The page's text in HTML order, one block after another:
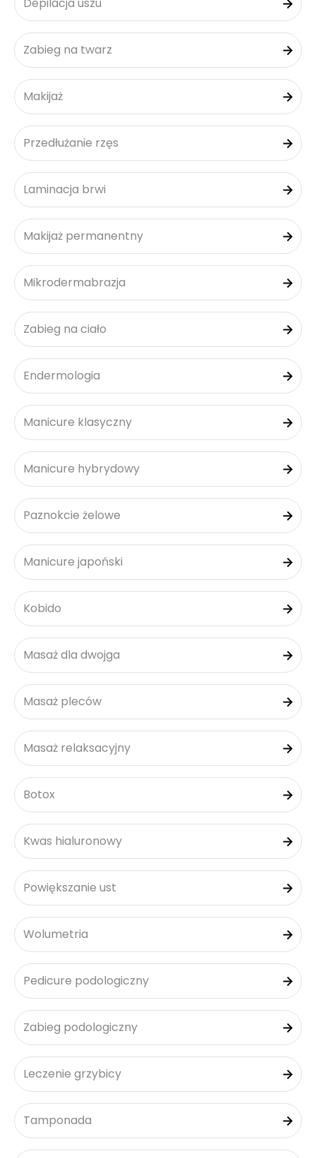
Zabieg na twarz
Makijaż
Przedłużanie rzęs
Laminacja brwi
Makijaż permanentny
Mikrodermabrazja
Zabieg na ciało
Endermologia
Manicure klasyczny
Manicure hybrydowy
Paznokcie żelowe
Manicure japoński
Kobido
Masaż dla dwojga
Masaż pleców
Masaż relaksacyjny
Botox
Kwas hialuronowy
Powiększanie ust
Wolumetria
Pedicure podologiczny
Zabieg podologiczny
Leczenie grzybicy
Tamponada